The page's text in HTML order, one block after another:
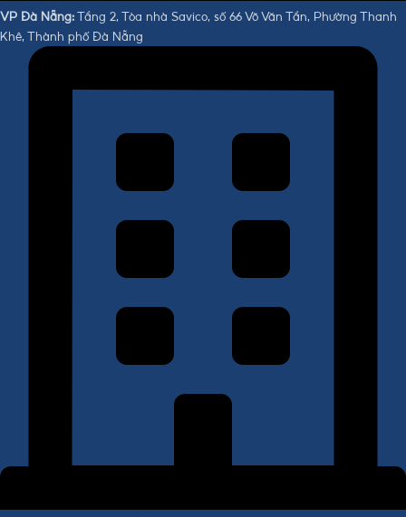
VP Đà Nẵng: Tầng 2, Tòa nhà Savico, số 66 Võ Văn Tần, Phường Thanh
Khê, Thành phố Đà Nẵng